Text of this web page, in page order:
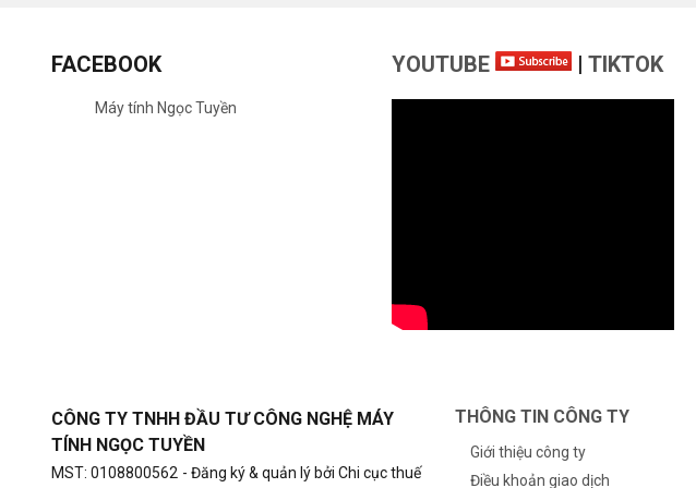
FACEBOOK
Máy tính Ngọc Tuyền
YOUTUBE | TIKTOK
CÔNG TY TNHH ĐẦU TƯ CÔNG NGHỆ MÁY
TÍNH NGỌC TUYỀN
MST: 0108800562 - Đăng ký & quản lý bởi Chi cục thuế
THÔNG TIN CÔNG TY
Giới thiệu công ty
Điều khoản giao dịch